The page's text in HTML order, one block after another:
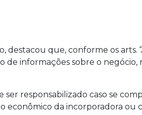
destacou que, conforme os
de informações sobre o
responsabilizado caso se
da incorporadora ou